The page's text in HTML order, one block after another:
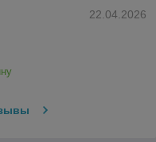
22.04.2026